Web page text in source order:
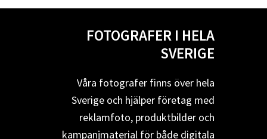
FOTOGRAFER I HELA
SVERIGE
Våra fotografer finns över hela
Sverige och hjälper företag med
reklamfoto, produktbilder och
kampanjmaterial för både digitala